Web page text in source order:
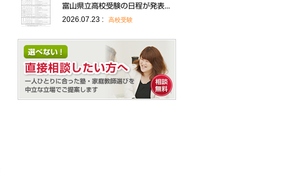
富山県立高校受験の日程が発表...
2026.07.23 : 高校受験